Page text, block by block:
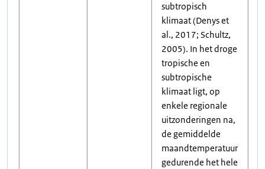
subtropisch
klimaat (Denys et
al., 2017; Schultz,
2005). In het droge
tropische en
subtropische
klimaat ligt, op
enkele regionale
uitzonderingen na,
de gemiddelde
maandtemperatuur
gedurende het hele